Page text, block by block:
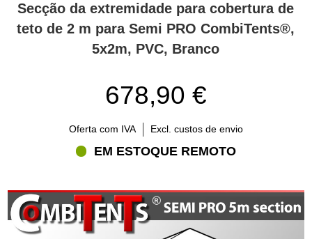
Secção da extremidade para cobertura de
teto de 2 m para Semi PRO CombiTents®,
5x2m, PVC, Branco
678,90 €
Oferta com IVA Excl. custos de envio
EM ESTOQUE REMOTO